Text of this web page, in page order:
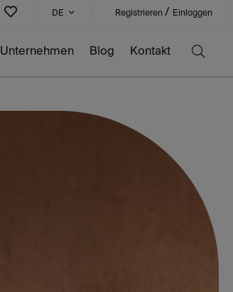
DE Registrieren / Einloggen
Unternehmen Blog Kontakt